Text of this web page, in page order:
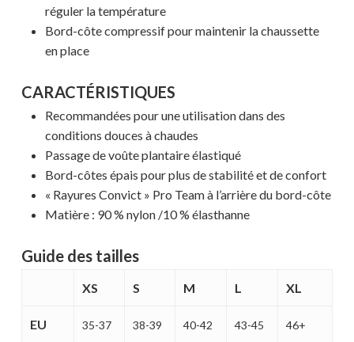
Votre panier est vide.
réguler la température
Bord-côte compressif pour maintenir la chaussette
en place
CARACTÉRISTIQUES
Recommandées pour une utilisation dans des
conditions douces à chaudes
Passage de voûte plantaire élastiqué
Bord-côtes épais pour plus de stabilité et de confort
« Rayures Convict » Pro Team à l’arrière du bord-côte
Matière : 90 % nylon /10 % élasthanne
Guide des tailles
XS S M L XL
EU 35-37 38-39 40-42 43-45 46+